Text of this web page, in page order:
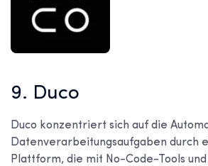
9. Duco
Duco konzentriert sich auf die
Datenverarbeitungsaufgaben durch
Plattform, die mit No-Code-Tools